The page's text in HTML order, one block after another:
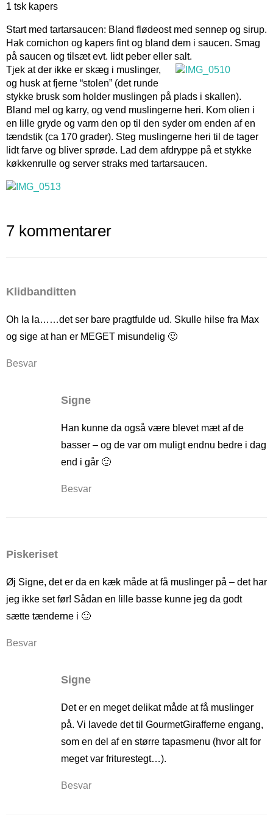
1 tsk kapers
Start med tartarsaucen: Bland flødeost med sennep og sirup.
Hak cornichon og kapers fint og bland dem i saucen. Smag
på saucen og tilsæt evt. lidt peber eller salt.
Tjek at der ikke er skæg i muslinger,
og husk at fjerne “stolen” (det runde
stykke brusk som holder muslingen på plads i skallen).
Bland mel og karry, og vend muslingerne heri. Kom olien i
en lille gryde og varm den op til den syder om enden af en
tændstik (ca 170 grader). Steg muslingerne heri til de tager
lidt farve og bliver sprøde. Lad dem afdryppe på et stykke
køkkenrulle og server straks med tartarsaucen.
7 kommentarer
Klidbanditten
Oh la la……det ser bare pragtfulde ud. Skulle hilse fra Max
og sige at han er MEGET misundelig 🙂
Besvar
Signe
Han kunne da også være blevet mæt af de
basser – og de var om muligt endnu bedre i dag
end i går 🙂
Besvar
Piskeriset
Øj Signe, det er da en kæk måde at få muslinger på – det har
jeg ikke set før! Sådan en lille basse kunne jeg da godt
sætte tænderne i 🙂
Besvar
Signe
Det er en meget delikat måde at få muslinger
på. Vi lavede det til GourmetGirafferne engang,
som en del af en større tapasmenu (hvor alt for
meget var friturestegt…).
Besvar